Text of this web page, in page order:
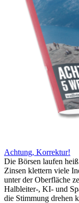
Achtung, Korrektur!
Die Börsen laufen
Zinsen klettern viele
unter der Oberfläche
Halbleiter-, KI- und
die Stimmung drehen